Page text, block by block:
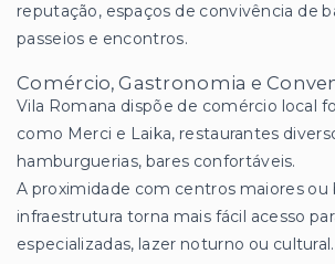
reputação, espaços de convivência de
passeios e encontros.
Comércio, Gastronomia e
Vila Romana dispõe de comércio local
como Merci e Laika, restaurantes
hamburguerias, bares confortáveis.
A proximidade com centros maiores ou
infraestrutura torna mais fácil acesso
especializadas, lazer noturno ou cultural.